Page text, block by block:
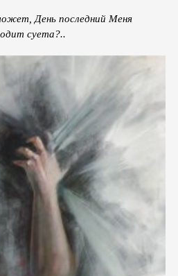
День последний Меня
суета?..